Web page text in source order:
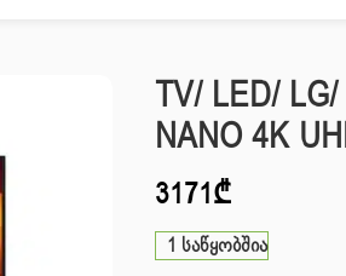
TV/ LED/
NANO 4K
3171₾
1 საწყობშია